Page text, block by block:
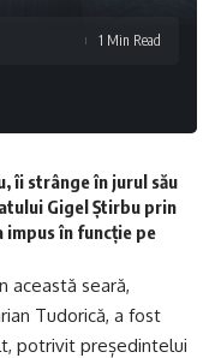
1 Min Read
îi strânge în jurul său
Gigel Știrbu prin
impus în funcție pe
această seară,
Tudorică, a fost
potrivit președintelui